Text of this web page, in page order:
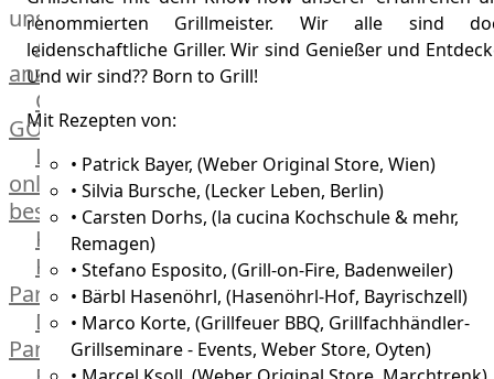
uns
Alle
anzeigen
OTTO
GOURMET
Lebensmittel
online
bestellen
Karriere
Kochschul-
Partner
Depot-
Partner
renommierten Grillmeister. Wir alle sind
leidenschaftliche Griller. Wir sind Genießer und
Und wir sind?? Born to Grill!
Mit Rezepten von:
• Patrick Bayer, (Weber Original Store, Wien)
• Silvia Bursche, (Lecker Leben, Berlin)
• Carsten Dorhs, (la cucina Kochschule & mehr,
Remagen)
• Stefano Esposito, (Grill-on-Fire, Badenweiler)
• Bärbl Hasenöhrl, (Hasenöhrl-Hof, Bayrischzell)
• Marco Korte, (Grillfeuer BBQ, Grillfachhändler-
Grillseminare - Events, Weber Store, Oyten)